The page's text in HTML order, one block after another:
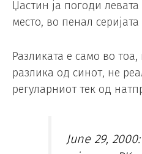
Џастин ја погоди левата
место, во пенал
Разликата е само во
разлика од синот, не
регуларниот тек од
June 29,